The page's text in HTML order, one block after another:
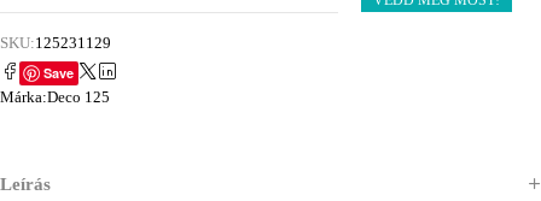
SKU:125231129
Save
Márka:Deco 125
Leírás